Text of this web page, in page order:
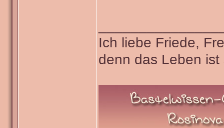
Ich liebe Friede,
denn das Leben